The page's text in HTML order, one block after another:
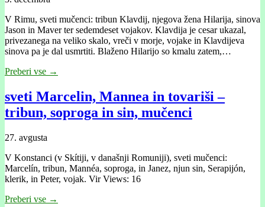
V Rimu, sveti mučenci: tribun Klavdij, njegova žena Hilarija, sinova
Jason in Maver ter sedemdeset vojakov. Klavdija je cesar ukazal,
privezanega na veliko skalo, vreči v morje, vojake in Klavdijeva
sinova pa je dal usmrtiti. Blaženo Hilarijo so kmalu zatem,…
Preberi vse →
sveti Marcelin, Mannea in tovariši –
tribun, soproga in sin, mučenci
27. avgusta
V Konstanci (v Skítiji, v današnji Romuniji), sveti mučenci:
Marcelín, tribun, Mannéa, soproga, in Janez, njun sin, Serapijón,
klerik, in Peter, vojak. Vir Views: 16
Preberi vse →